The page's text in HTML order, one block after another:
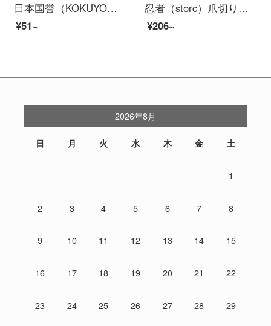
日本国誉（KOKUYO）FIT SAXAフライト颯爽ハサミ学生子供の安全型基本モデル総延長150*73*11 mmブルーWSG-HS 270 B
¥51~
忍者（storc）爪切りセット爪切り爪切り爪切り爪切りキットステンレス足切りセット耳スプーンビジネスイベント記念品
¥206~
2026年8月
日 月 火 水 木 金 土
1
2 3 4 5 6 7 8
9 10 11 12 13 14 15
16 17 18 19 20 21 22
23 24 25 26 27 28 29